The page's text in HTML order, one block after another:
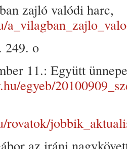
zajló valódi harc,
o
11.: Együtt
egyeb/
az iráni